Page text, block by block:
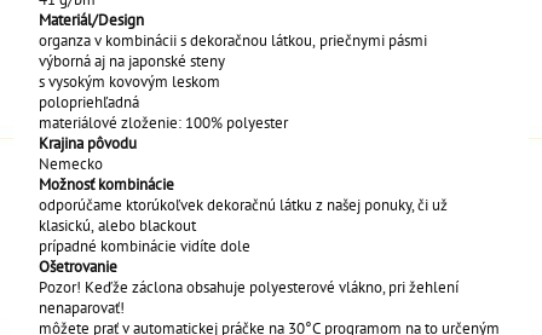
Materiál/Design
organza v kombinácii s dekoračnou látkou, priečnymi pásmi
výborná aj na japonské steny
s vysokým kovovým leskom
polopriehľadná
materiálové zloženie: 100% polyester
Krajina pôvodu
Nemecko
Možnosť kombinácie
odporúčame ktorúkoľvek dekoračnú látku z našej ponuky, či už
klasickú, alebo blackout
prípadné kombinácie vidíte dole
Ošetrovanie
Pozor! Keďže záclona obsahuje polyesterové vlákno, pri žehlení
nenaparovať!
môžete prať v automatickej práčke na 30°C programom na to určeným